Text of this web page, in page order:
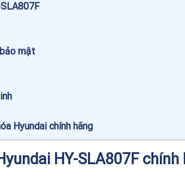
mật
Hyundai chính hãng
HY-SLA807F chính